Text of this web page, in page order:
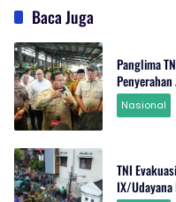
Baca Juga
Panglima
Nasional
TNI
IX/